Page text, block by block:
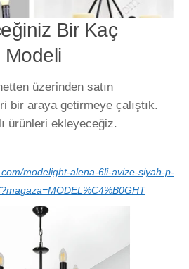
Bir Kaç
Modeli
üzerinden satın
bir araya getirmeye çalıştık.
ürünleri ekleyeceğiz.
modelight-alena-6li-avize-siyah-p-